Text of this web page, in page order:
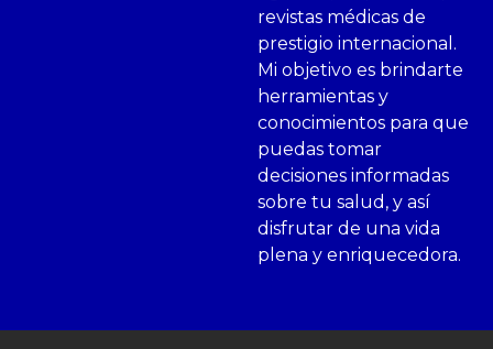
revistas médicas de
prestigio internacional.
Mi objetivo es brindarte
herramientas y
conocimientos para que
puedas tomar
decisiones informadas
sobre tu salud, y así
disfrutar de una vida
plena y enriquecedora.